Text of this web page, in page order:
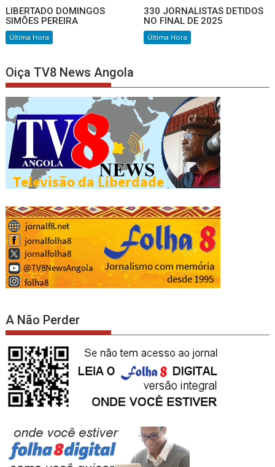
LIBERTADO DOMINGOS
SIMÕES PEREIRA
Última Hora
330 JORNALISTAS DETIDOS
NO FINAL DE 2025
Última Hora
Oiça TV8 News Angola
A Não Perder